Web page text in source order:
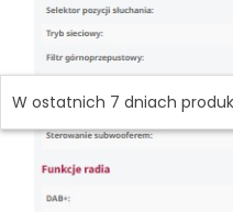
W ostatnich 7 dniach